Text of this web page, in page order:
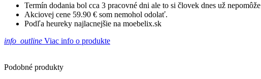
Termín dodania bol cca 3 pracovné dni ale to si človek dnes už nepomôže
Akciovej cene 59.90 € som nemohol odolať.
Podľa heureky najlacnejšie na moebelix.sk
info_outline Viac info o produkte
Podobné produkty